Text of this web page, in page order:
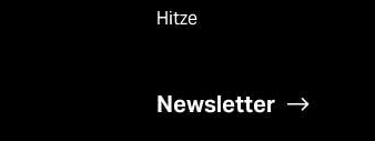
Hitze
Newsletter